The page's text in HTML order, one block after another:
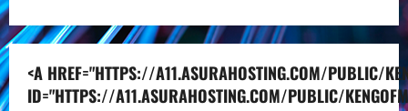
<A HREF="HTTPS://A11.ASURAHOSTING.COM/PUBLIC/
ID="HTTPS://A11.ASURAHOSTING.COM/PUBLIC/